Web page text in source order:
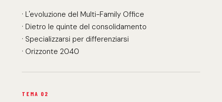
· L'evoluzione del Multi-Family Office
· Dietro le quinte del consolidamento
· Specializzarsi per differenziarsi
· Orizzonte 2040
TEMA 02